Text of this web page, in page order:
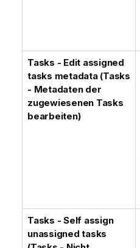
Tasks - Edit assigned
tasks metadata (Tasks
- Metadaten der
zugewiesenen Tasks
bearbeiten)
Tasks - Self assign
unassigned tasks